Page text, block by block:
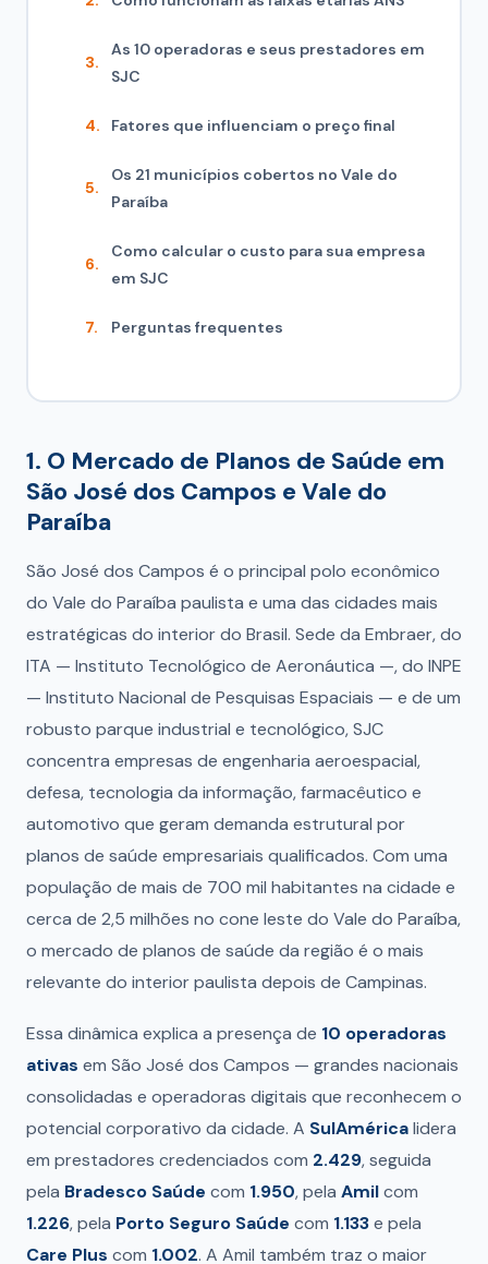
As 10 operadoras e seus prestadores em
SJC
Fatores que influenciam o preço final
Os 21 municípios cobertos no Vale do
Paraíba
Como calcular o custo para sua empresa
em SJC
Perguntas frequentes
1. O Mercado de Planos de Saúde em
São José dos Campos e Vale do
Paraíba
São José dos Campos é o principal polo econômico
do Vale do Paraíba paulista e uma das cidades mais
estratégicas do interior do Brasil. Sede da Embraer, do
ITA — Instituto Tecnológico de Aeronáutica —, do INPE
— Instituto Nacional de Pesquisas Espaciais — e de um
robusto parque industrial e tecnológico, SJC
concentra empresas de engenharia aeroespacial,
defesa, tecnologia da informação, farmacêutico e
automotivo que geram demanda estrutural por
planos de saúde empresariais qualificados. Com uma
população de mais de 700 mil habitantes na cidade e
cerca de 2,5 milhões no cone leste do Vale do Paraíba,
o mercado de planos de saúde da região é o mais
relevante do interior paulista depois de Campinas.
Essa dinâmica explica a presença de 10 operadoras
ativas em São José dos Campos — grandes nacionais
consolidadas e operadoras digitais que reconhecem o
potencial corporativo da cidade. A SulAméricalidera
em prestadores credenciados com 2.429, seguida
pela Bradesco Saúde com 1.950, pela Amilcom
1.226, pela Porto Seguro Saúde com 1.133e pela
Care Plus com 1.002. A Amil também traz o maior